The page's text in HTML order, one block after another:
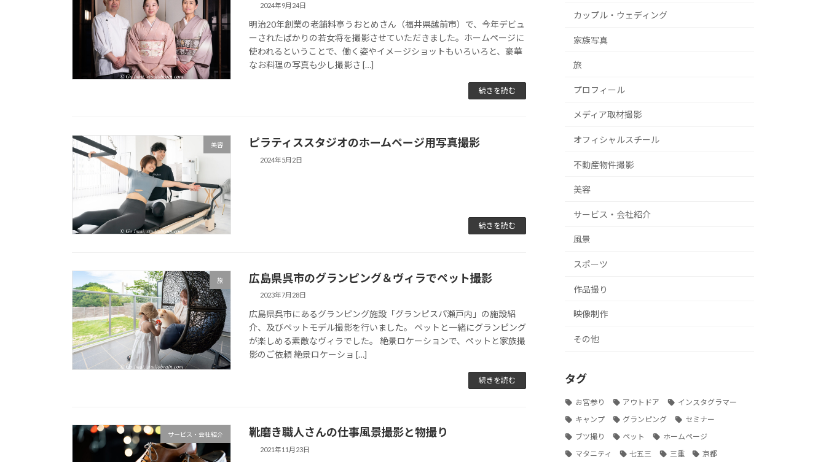
2024年9月24日
明治20年創業の老舗料亭うおとめさん（福井県越前市）で、今年デビュ
ーされたばかりの若女将を撮影させていただきました。ホームページに
使われるということで、働く姿やイメージショットもいろいろと、豪華
なお料理の写真も少し撮影さ […]
続きを読む
美容 ピラティススタジオのホームページ用写真撮影
2024年5月2日
続きを読む
旅 広島県呉市のグランピング＆ヴィラでペット撮影
2023年7月28日
広島県呉市にあるグランピング施設「グランピスパ瀬戸内」の施設紹
介、及びペットモデル撮影を行いました。 ペットと一緒にグランピング
が楽しめる素敵なヴィラでした。 絶景ロケーションで、ペットと家族撮
影のご依頼 絶景ロケーショ […]
続きを読む
サービス・会社紹介 靴磨き職人さんの仕事風景撮影と物撮り
2021年11月23日
カップル・ウェディング
家族写真
旅
プロフィール
メディア取材撮影
オフィシャルスチール
不動産物件撮影
美容
サービス・会社紹介
風景
スポーツ
作品撮り
映像制作
その他
タグ
お宮参り アウトドア
インスタグラマー
キャンプ
グランピング
セミナー
ブツ撮り
ペット
ホームページ
マタニティ
七五三 三重
京都